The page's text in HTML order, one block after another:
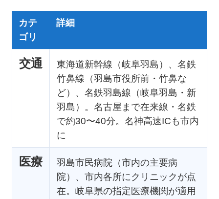
カテ
ゴリ
詳細
交通
東海道新幹線（岐阜羽島）、名鉄
竹鼻線（羽島市役所前・竹鼻な
ど）、名鉄羽島線（岐阜羽島・新
羽島）。名古屋まで在来線・名鉄
で約30〜40分。名神高速ICも市内
に
医療
羽島市民病院（市内の主要病
院）、市内各所にクリニックが点
在。岐阜県の指定医療機関が適用